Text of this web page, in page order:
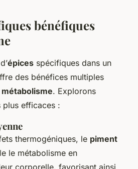
bénéfiques
épices spécifiques dans un
des bénéfices multiples
métabolisme. Explorons
plus efficaces :
thermogéniques, le piment
le métabolisme en
corporelle, favorisant ainsi